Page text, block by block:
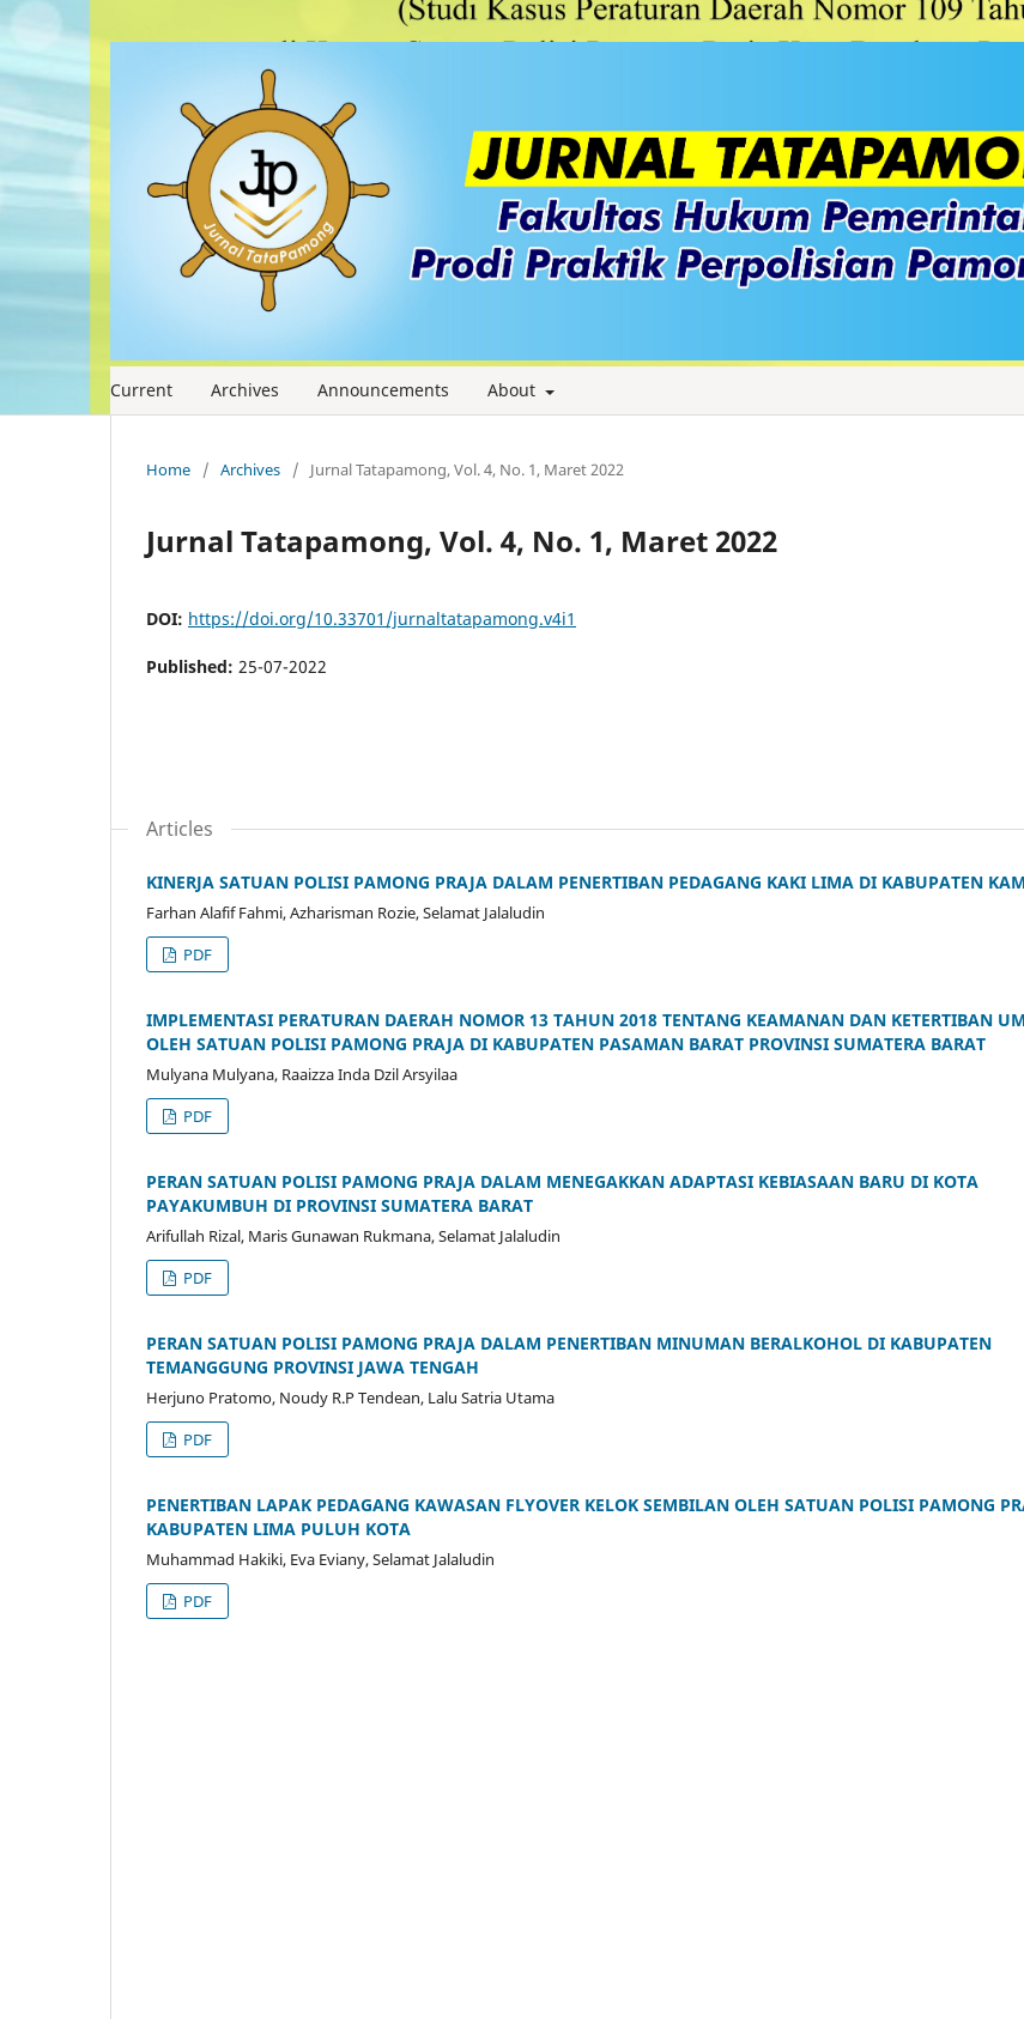
Current Archives Announcements About
Home / Archives / Jurnal Tatapamong, Vol. 4, No. 1, Maret 2022
Jurnal Tatapamong, Vol. 4, No. 1, Maret 2022
DOI: https://doi.org/10.33701/jurnaltatapamong.v4i1
Published: 25-07-2022
Articles
KINERJA SATUAN POLISI PAMONG PRAJA DALAM PENERTIBAN PEDAGANG KAKI LIMA DI KABUPATEN
Farhan Alafif Fahmi, Azharisman Rozie, Selamat Jalaludin
PDF
IMPLEMENTASI PERATURAN DAERAH NOMOR 13 TAHUN 2018 TENTANG KEAMANAN DAN KETERTIBAN
OLEH SATUAN POLISI PAMONG PRAJA DI KABUPATEN PASAMAN BARAT PROVINSI SUMATERA BARAT
Mulyana Mulyana, Raaizza Inda Dzil Arsyilaa
PDF
PERAN SATUAN POLISI PAMONG PRAJA DALAM MENEGAKKAN ADAPTASI KEBIASAAN BARU DI KOTA
PAYAKUMBUH DI PROVINSI SUMATERA BARAT
Arifullah Rizal, Maris Gunawan Rukmana, Selamat Jalaludin
PDF
PERAN SATUAN POLISI PAMONG PRAJA DALAM PENERTIBAN MINUMAN BERALKOHOL DI KABUPATEN
TEMANGGUNG PROVINSI JAWA TENGAH
Herjuno Pratomo, Noudy R.P Tendean, Lalu Satria Utama
PDF
PENERTIBAN LAPAK PEDAGANG KAWASAN FLYOVER KELOK SEMBILAN OLEH SATUAN POLISI PAMONG
KABUPATEN LIMA PULUH KOTA
Muhammad Hakiki, Eva Eviany, Selamat Jalaludin
PDF